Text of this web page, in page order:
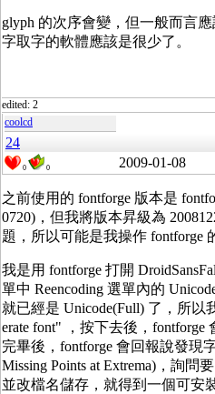
glyph 的次序會變，但一般而言
字取字的軟體應該是很少了。
edited: 2
coolcd
24
0 0 2009-01-08
之前使用的 fontforge 版本是
0720)，但我將版本昇級為
題，所以可能是我操作 fontforge
我是用 fontforge 打開
單中 Reencoding 選單內的
就已經是 Unicode(Full) 了，所以
erate font" ，按下去後，fontforge
完畢後，fontforge 會回報說發現
Missing Points at Extrema)，詢問
並改檔名儲存，就得到一個可安